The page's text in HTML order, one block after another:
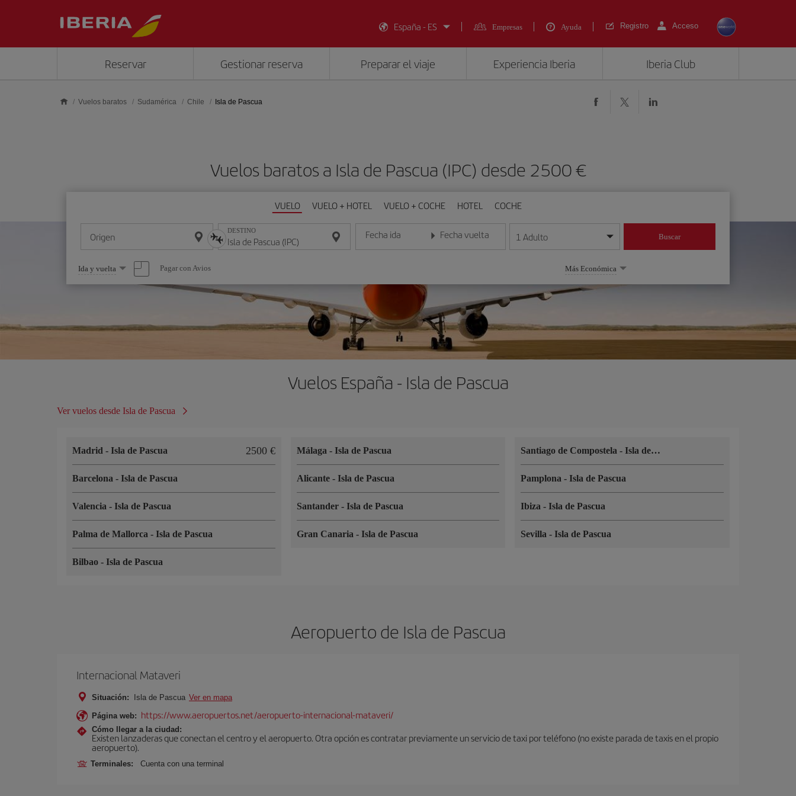
España - ES
Empresas Ayuda Registro Acceso
Reservar Gestionar reserva Preparar el viaje Experiencia Iberia Iberia Club
Vuelos baratos Sudamérica Chile Isla de Pascua
Vuelos baratos a Isla de Pascua (IPC) desde 2500 €
VUELO VUELO + HOTEL VUELO + COCHE HOTEL COCHE
Origen DESTINO Fecha ida
Introduce la fecha en formato día/mes/año
Fecha vuelta
Introduce la fecha en formato día/mes/año
1 Adulto Buscar
Seleccione
una
opción
Ida y vuelta Pagar con Avios Más Económica
Vuelos España - Isla de Pascua
Ver vuelos desde Isla de Pascua
Madrid - Isla de Pascua 2500 €
Barcelona - Isla de Pascua
Valencia - Isla de Pascua
Palma de Mallorca - Isla de Pascua
Bilbao - Isla de Pascua
Málaga - Isla de Pascua
Alicante - Isla de Pascua
Santander - Isla de Pascua
Gran Canaria - Isla de Pascua
Santiago de Compostela-Isla de Pascua
Pamplona-Isla de Pascua
Ibiza-Isla de Pascua
Sevilla-Isla de Pascua
Aeropuerto de Isla de Pascua
Internacional Mataveri
Situación: Isla de Pascua Ver en mapa
Página web: https://www.aeropuertos.net/aeropuerto-internacional-mataveri/
Cómo llegar a la ciudad:
Existen lanzaderas que conectan el centro y el aeropuerto. Otra opción es contratar previamente un servicio de taxi por teléfono (no existe parada de taxis en el propio
aeropuerto).
Terminales: Cuenta con una terminal